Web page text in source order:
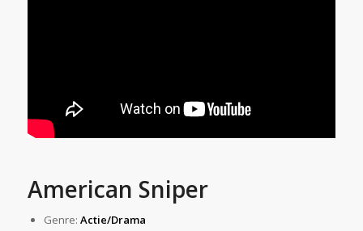
American Sniper
Genre: Actie/Drama